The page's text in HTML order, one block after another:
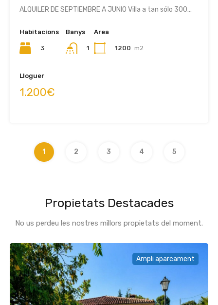
ALQUILER DE SEPTIEMBRE A JUNIO Villa a tan sólo 300…
Habitacions
3
Banys
1
Area
1200 m2
Lloguer
1.200€
1 2 3 4 5
Propietats Destacades
No us perdeu les nostres millors propietats del moment.
Ampli aparcament